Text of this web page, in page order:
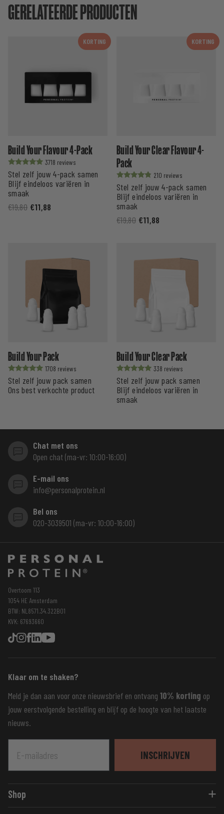
GERELATEERDE PRODUCTEN
KORTING
Build Your Flavour 4-Pack
Waardering
uit 5
3718
Stel zelf jouw 4-pack samen
Blijf eindeloos variëren in
smaak
€19,80 €11,88
KORTING
Build Your Clear Flavour 4-
Pack
Waardering
uit 5
210
Stel zelf jouw 4-pack samen
Blijf eindeloos variëren in
smaak
€19,80 €11,88
Build Your Pack
Waardering
uit 5
1708
Stel zelf jouw pack samen
Ons best verkochte product
Build Your Clear Pack
Waardering
uit 5
338
Stel zelf jouw pack samen
Blijf eindeloos variëren in
smaak
Chat met ons
Open chat (ma-vr: 10:00-16:00)
E-mail ons
info@personalprotein.nl
Bel ons
020-3039501 (ma-vr: 10:00-16:00)
Overtoom 113
1054 HE Amsterdam
BTW: NL8571.34.322B01
KVK: 67693660
Shop
Eiwitshakes
Klaar om te shaken?
Meld je dan aan voor onze nieuwsbrief en ontvang 10% korting op
jouw eerstvolgende bestelling en blijf op de hoogte van het laatste
nieuws.
INSCHRIJVEN